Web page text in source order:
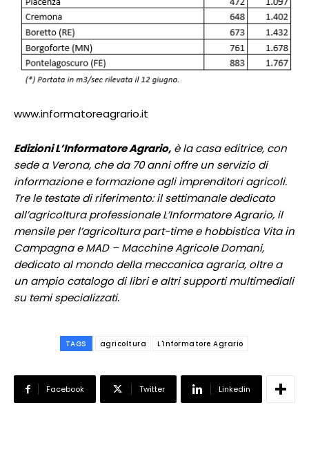
www.informatoreagrario.it
Edizioni L’Informatore Agrario, è la casa editrice, con
sede a Verona, che da 70 anni offre un servizio di
informazione e formazione agli imprenditori agricoli.
Tre le testate di riferimento: il settimanale dedicato
all’agricoltura professionale L’Informatore Agrario, il
mensile per l’agricoltura part-time e hobbistica Vita in
Campagna e MAD – Macchine Agricole Domani,
dedicato al mondo della meccanica agraria, oltre a
un ampio catalogo di libri e altri supporti multimediali
su temi specializzati.
TAGS agricoltura L'Informatore Agrario
Facebook Twitter Linkedin